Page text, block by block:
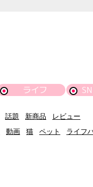
ライフ
話題 新商品
レビュー
動画 猫 ペット ライフ